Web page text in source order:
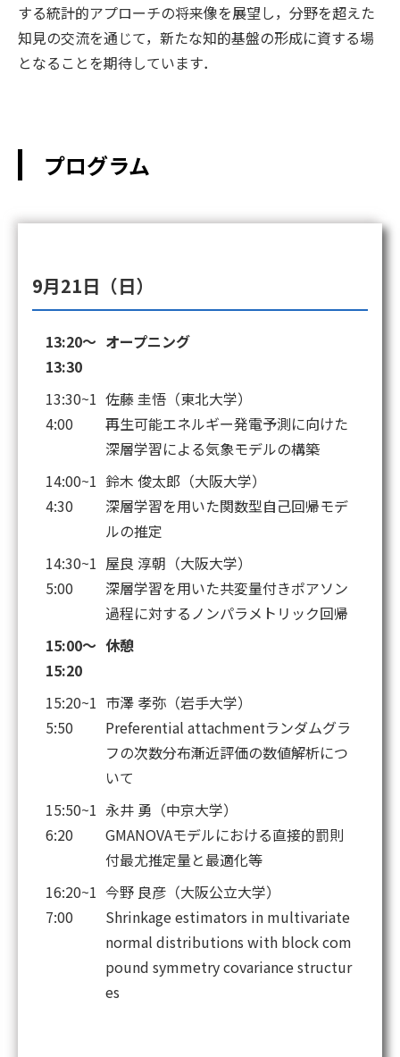
する統計的アプローチの将来像を展望し，分野を超えた
知見の交流を通じて，新たな知的基盤の形成に資する場
となることを期待しています．
プログラム
9月21日（日）
13:20～
13:30
オープニング
13:30~1
4:00
佐藤 圭悟（東北大学）
再生可能エネルギー発電予測に向けた
深層学習による気象モデルの構築
14:00~1
4:30
鈴木 俊太郎（大阪大学）
深層学習を用いた関数型自己回帰モデ
ルの推定
14:30~1
5:00
屋良 淳朝（大阪大学）
深層学習を用いた共変量付きポアソン
過程に対するノンパラメトリック回帰
15:00～
15:20
休憩
15:20~1
5:50
市澤 孝弥（岩手大学）
Preferential attachmentランダムグラ
フの次数分布漸近評価の数値解析につ
いて
15:50~1
6:20
永井 勇（中京大学）
GMANOVAモデルにおける直接的罰則
付最尤推定量と最適化等
16:20~1
7:00
今野 良彦（大阪公立大学）
Shrinkage estimators in multivariate
normal distributions with block com
pound symmetry covariance structur
es